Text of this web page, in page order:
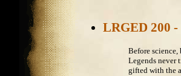
LRGED 200
Before science,
Legends never
gifted with the